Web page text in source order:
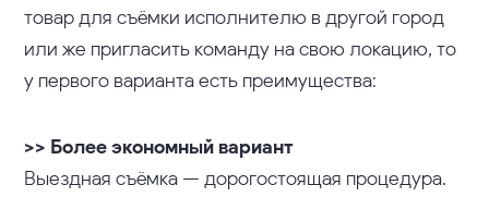
товар для съёмки исполнителю в другой город
или же пригласить команду на свою локацию, то
у первого варианта есть преимущества:
>> Более экономный вариант
Выездная съёмка — дорогостоящая процедура.